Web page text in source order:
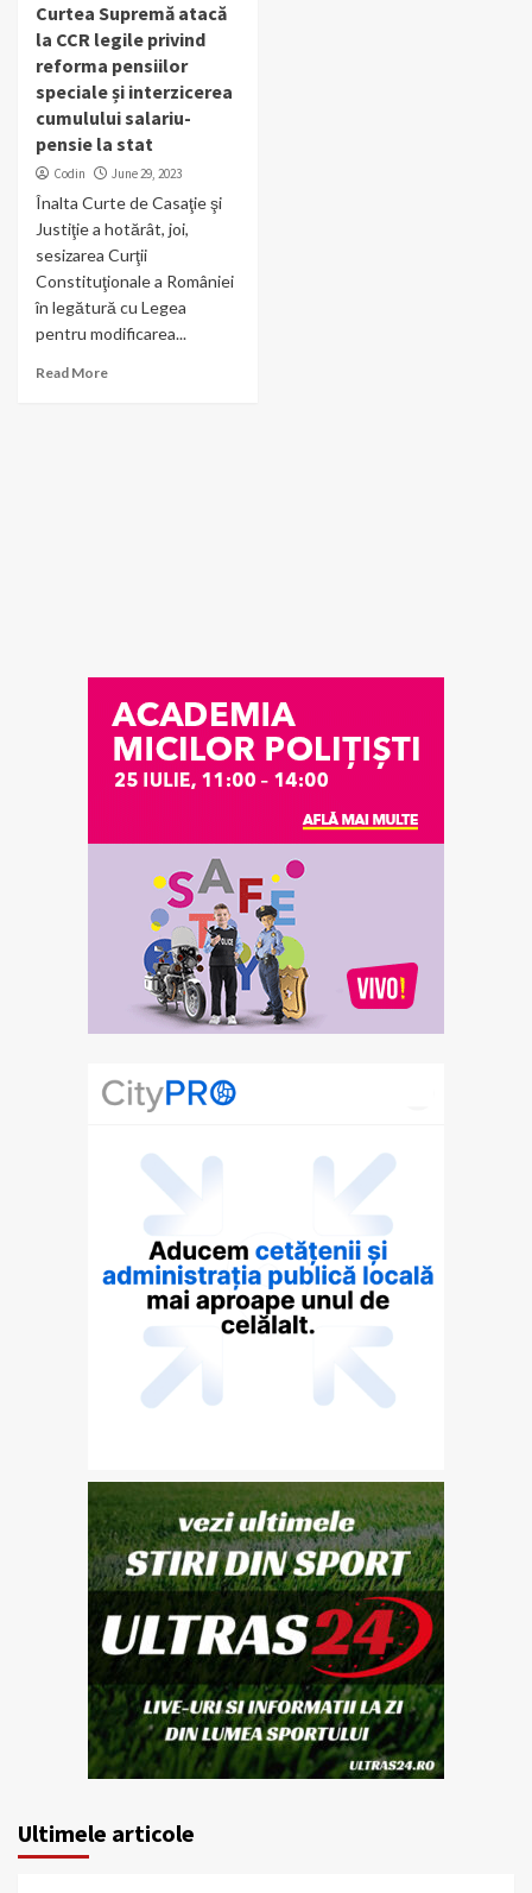
Curtea Supremă atacă
la CCR legile privind
reforma pensiilor
speciale și interzicerea
cumulului salariu-
pensie la stat
Codin June 29, 2023
Înalta Curte de Casaţie şi
Justiţie a hotărât, joi,
sesizarea Curţii
Constituţionale a României
în legătură cu Legea
pentru modificarea...
Read More
Ultimele articole